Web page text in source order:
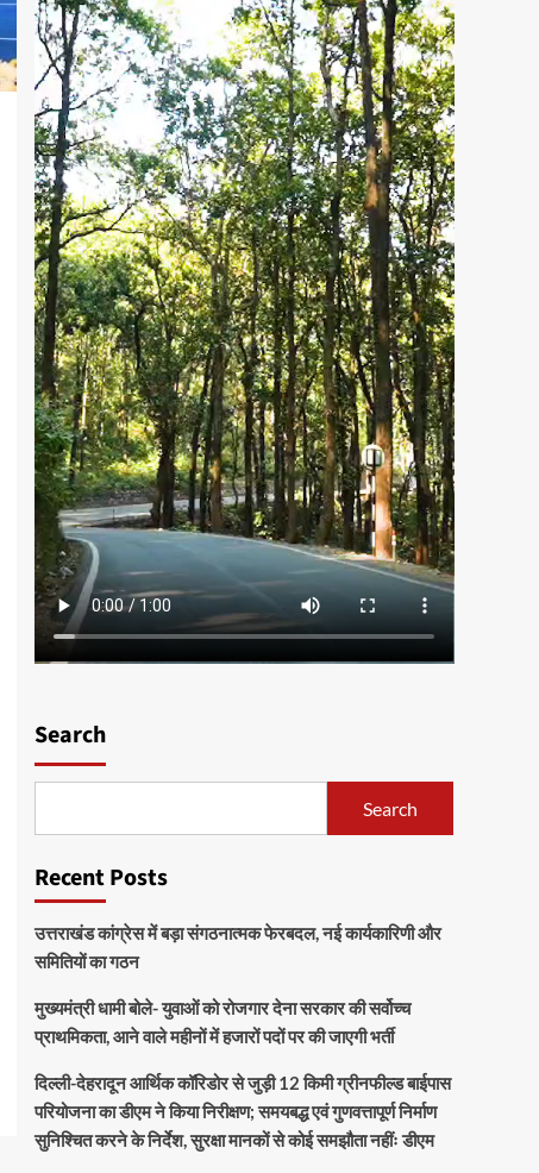
Search
Search
Recent Posts
उत्तराखंड कांग्रेस में बड़ा संगठनात्मक फेरबदल, नई कार्यकारिणी और
समितियों का गठन
मुख्यमंत्री धामी बोले- युवाओं को रोजगार देना सरकार की सर्वोच्च
प्राथमिकता, आने वाले महीनों में हजारों पदों पर की जाएगी भर्ती
दिल्ली-देहरादून आर्थिक कॉरिडोर से जुड़ी 12 किमी ग्रीनफील्ड बाईपास
परियोजना का डीएम ने किया निरीक्षण; समयबद्ध एवं गुणवत्तापूर्ण निर्माण
सुनिश्चित करने के निर्देश, सुरक्षा मानकों से कोई समझौता नहींः डीएम